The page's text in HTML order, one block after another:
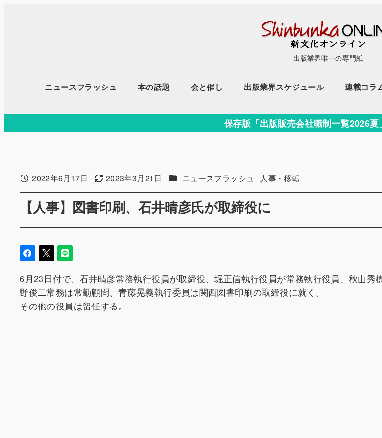
移
出版業界唯一の専門紙
ニュースフラッシュ 本の話題 会と催し 出版業界スケジュール 連載コラ
保存版「出版販売会社職制一覧2026夏
【人事】図書印刷、石井晴彦氏が取締役に
投稿日2022年6月17日 更新日2023年3月21日 カテゴリー
ニュースフラッシュ カテゴリー
人事・移転
6月23日付で、石井晴彦常務執行役員が取締役、堀正信執行役員が常務執行役員、秋山秀
野俊二常務は常勤顧問、青藤晃義執行委員は関西図書印刷の取締役に就く。
その他の役員は留任する。